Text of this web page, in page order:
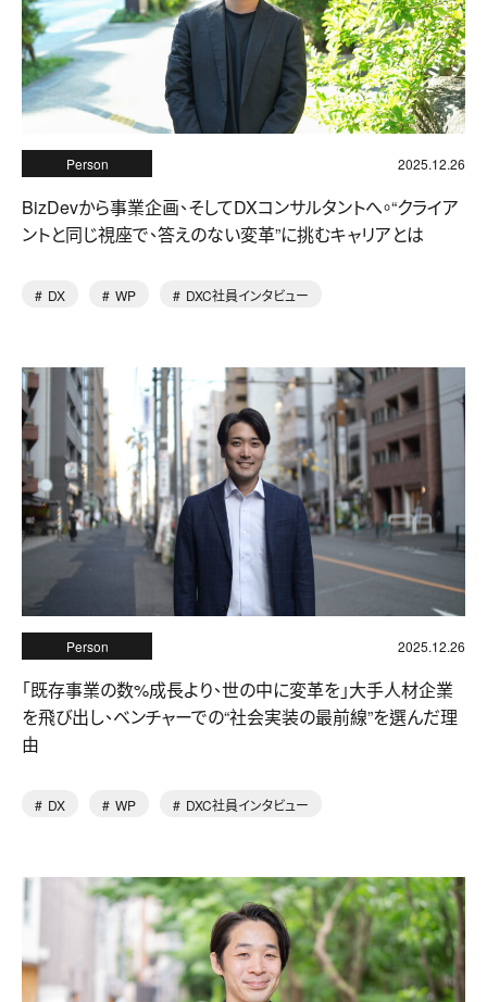
Person 2025.12.26
BizDevから事業企画、そしてDXコンサルタントへ。“クライア
ントと同じ視座で、答えのない変革”に挑むキャリアとは
DX WP DXC社員インタビュー
Person 2025.12.26
「既存事業の数%成長より、世の中に変革を」大手人材企業
を飛び出し、ベンチャーでの“社会実装の最前線”を選んだ理
由
DX WP DXC社員インタビュー